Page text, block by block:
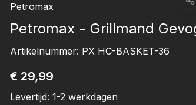
Petromax
Petromax - Grillmand
Artikelnummer: PX HC-BASKET-36
€ 29,99
Levertijd: 1-2 werkdagen